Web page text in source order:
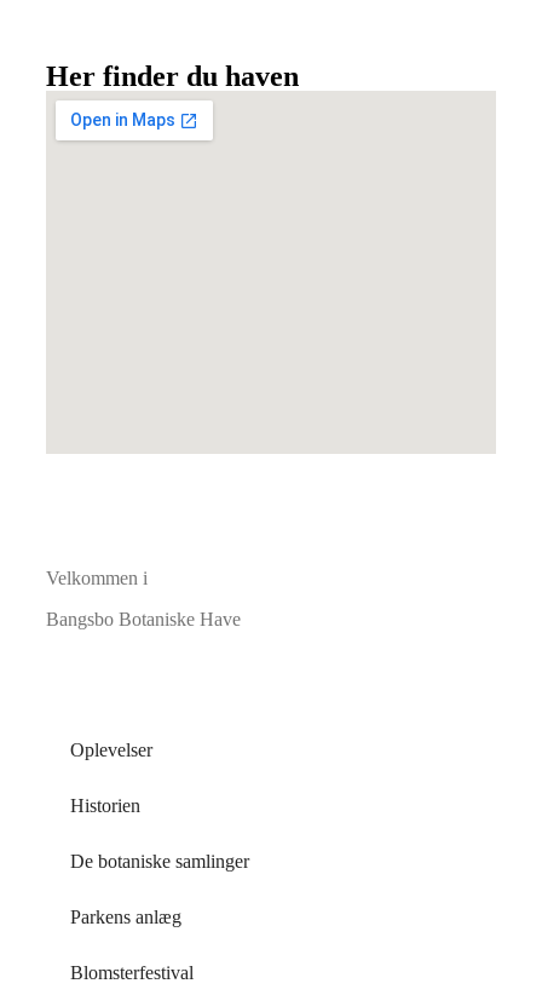
Her finder du haven
Velkommen i
Bangsbo Botaniske Have
Oplevelser
Historien
De botaniske samlinger
Parkens anlæg
Blomsterfestival